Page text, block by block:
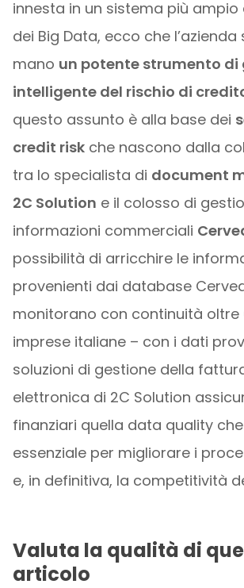
innesta in un sistema più ampio
dei Big Data, ecco che l’azienda
mano un potente strumento di
intelligente del rischio di
questo assunto è alla base dei
credit riskche nascono dalla
tra lo specialista di document
2C Solution e il colosso di
informazioni commerciali
possibilità di arricchire le
provenienti dai database
monitorano con continuità oltre
imprese italiane – con i dati
soluzioni di gestione della
elettronica di 2C Solution
finanziari quella data quality
essenziale per migliorare i
e, in definitiva, la competitività
Valuta la qualità di
articolo